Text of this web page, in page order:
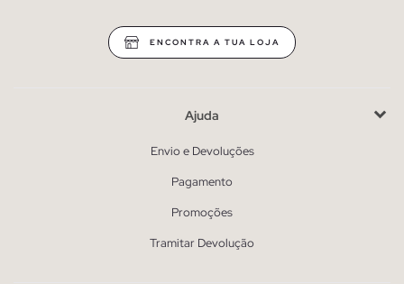
ENCONTRA A TUA LOJA
Ajuda
Envio e Devoluções
Pagamento
Promoções
Tramitar Devolução